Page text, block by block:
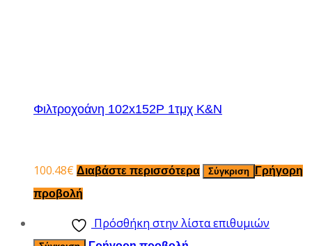
Φιλτροχοάνη 102x152P 1τμχ K&N
100.48€ Διαβάστε περισσότερα Σύγκριση
Γρήγορη
προβολή
Πρόσθήκη στην λίστα επιθυμιών